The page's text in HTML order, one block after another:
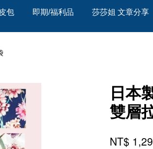
包 即期/福利品 莎莎姐 文章分享
日本
雙層
NT$
物車目前還是空的。